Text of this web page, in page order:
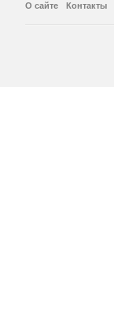
О сайте Контакты